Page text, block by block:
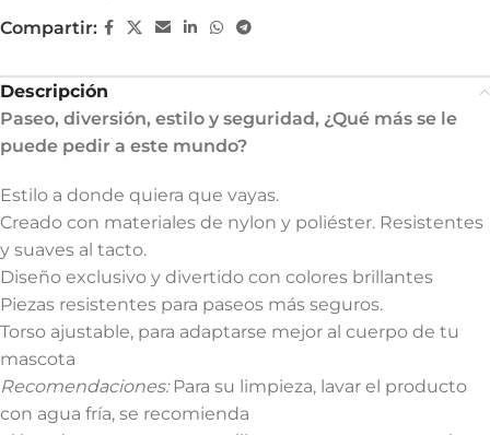
Compartir:
Descripción
Paseo, diversión, estilo y seguridad, ¿Qué más se le
puede pedir a este mundo?
Estilo a donde quiera que vayas.
Creado con materiales de nylon y poliéster. Resistentes
y suaves al tacto.
Diseño exclusivo y divertido con colores brillantes
Piezas resistentes para paseos más seguros.
Torso ajustable, para adaptarse mejor al cuerpo de tu
mascota
Recomendaciones:Para su limpieza, lavar el producto
con agua fría, se recomienda